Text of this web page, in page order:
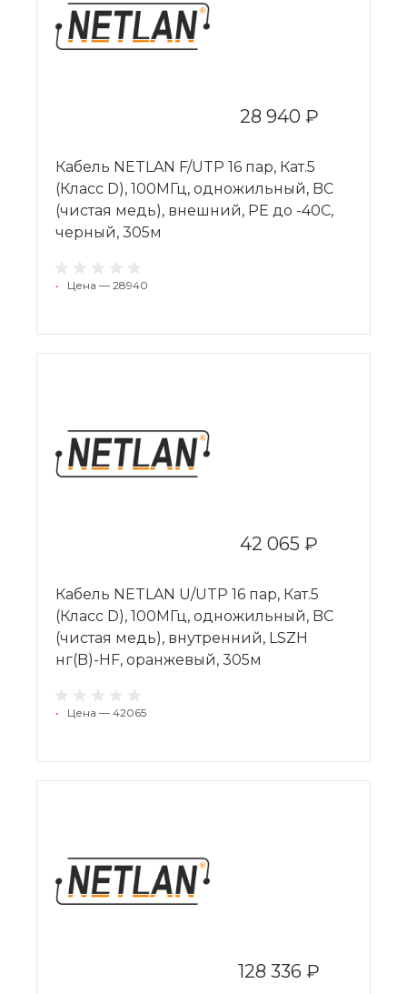
28 940 ₽
Кабель NETLAN F/UTP 16 пар, Кат.5
(Класс D), 100МГц, одножильный, BC
(чистая медь), внешний, PE до -40C,
черный, 305м
• Цена — 28940
42 065 ₽
Кабель NETLAN U/UTP 16 пар, Кат.5
(Класс D), 100МГц, одножильный, BC
(чистая медь), внутренний, LSZH
нг(B)-HF, оранжевый, 305м
• Цена — 42065
128 336 ₽